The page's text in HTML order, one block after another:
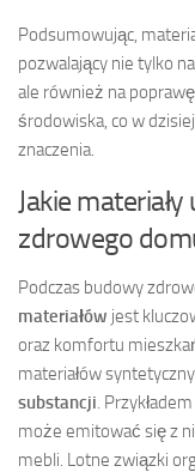
Podsumowując,
pozwalający nie tylko
ale również na
środowiska, co w
znaczenia.
Jakie
zdrowego
Podczas budowy
materiałów jest
oraz komfortu
materiałów
substancji.
może emitować się z
mebli. Lotne związki